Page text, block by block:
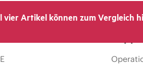
vier Artikel können zum Vergleich